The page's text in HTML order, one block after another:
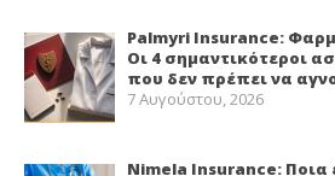
Palmyri Insurance:
Οι 4 σημαντικότεροι
που δεν πρέπει να
7 Αυγούστου, 2026
Nimela Insurance: Ποια